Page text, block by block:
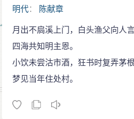
明代： 陈献章
月出不扃溪上门，白头渔父向人
四海共知明主恩。
小饮未尝沽市酒，狂书时复弄茅
梦见当年住处村。